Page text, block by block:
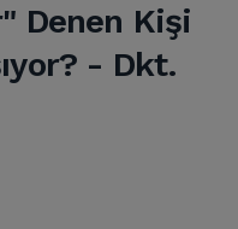
Denen Kişi
- Dkt.